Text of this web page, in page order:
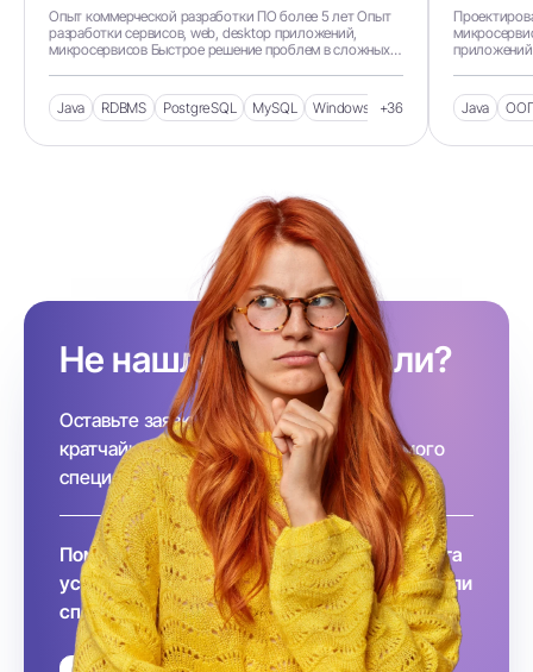
Опыт коммерческой разработки ПО более 5 лет Опыт
разработки сервисов, web, desktop приложений,
микросервисов Быстрое решение проблем в сложных
Java
RDBMS PostgreSQL MySQL Windows Linux
+36
кода для
Java
Не нашли, кого искали?
Оставьте заявку и, наша команда в
кратчайшие сроки подберёт необходимого
специалиста за вас!
Помните, что заключение договора и оплата
услуг происходит после того, как вы выбрали
специалиста